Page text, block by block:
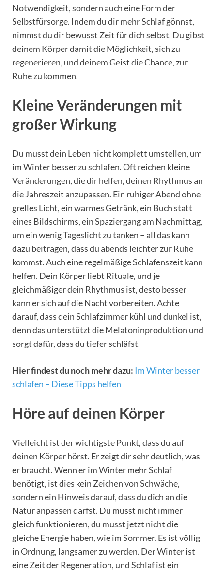
Notwendigkeit, sondern auch eine Form der
Selbstfürsorge. Indem du dir mehr Schlaf gönnst,
nimmst du dir bewusst Zeit für dich selbst. Du gibst
deinem Körper damit die Möglichkeit, sich zu
regenerieren, und deinem Geist die Chance, zur
Ruhe zu kommen.
Kleine Veränderungen mit
großer Wirkung
Du musst dein Leben nicht komplett umstellen, um
im Winter besser zu schlafen. Oft reichen kleine
Veränderungen, die dir helfen, deinen Rhythmus an
die Jahreszeit anzupassen. Ein ruhiger Abend ohne
grelles Licht, ein warmes Getränk, ein Buch statt
eines Bildschirms, ein Spaziergang am Nachmittag,
um ein wenig Tageslicht zu tanken – all das kann
dazu beitragen, dass du abends leichter zur Ruhe
kommst. Auch eine regelmäßige Schlafenszeit kann
helfen. Dein Körper liebt Rituale, und je
gleichmäßiger dein Rhythmus ist, desto besser
kann er sich auf die Nacht vorbereiten. Achte
darauf, dass dein Schlafzimmer kühl und dunkel ist,
denn das unterstützt die Melatoninproduktion und
sorgt dafür, dass du tiefer schläfst.
Hier findest du noch mehr dazu: Im Winter besser
schlafen – Diese Tipps helfen
Höre auf deinen Körper
Vielleicht ist der wichtigste Punkt, dass du auf
deinen Körper hörst. Er zeigt dir sehr deutlich, was
er braucht. Wenn er im Winter mehr Schlaf
benötigt, ist dies kein Zeichen von Schwäche,
sondern ein Hinweis darauf, dass du dich an die
Natur anpassen darfst. Du musst nicht immer
gleich funktionieren, du musst jetzt nicht die
gleiche Energie haben, wie im Sommer. Es ist völlig
in Ordnung, langsamer zu werden. Der Winter ist
eine Zeit der Regeneration, und Schlaf ist ein